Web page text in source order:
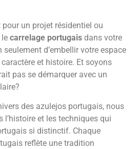
un projet résidentiel ou
carrelage portugais dans votre
d’embellir votre espace
et histoire. Et soyons
pas se démarquer avec un
des azulejos portugais, nous
l’histoire et les techniques qui
si distinctif. Chaque
reflète une tradition